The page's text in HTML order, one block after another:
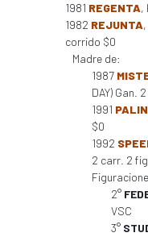
1981 REGENTA,
1982 REJUNTA
corrido $0
Madre de:
1987
DAY) Gan.
1991
$0
1992
2 carr. 2
2°
VSC
3°